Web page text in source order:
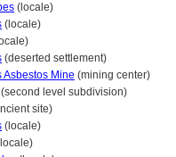
(locale)
(locale)
(deserted settlement)
Asbestos Mine (mining center)
(second level subdivision)
site)
(locale)